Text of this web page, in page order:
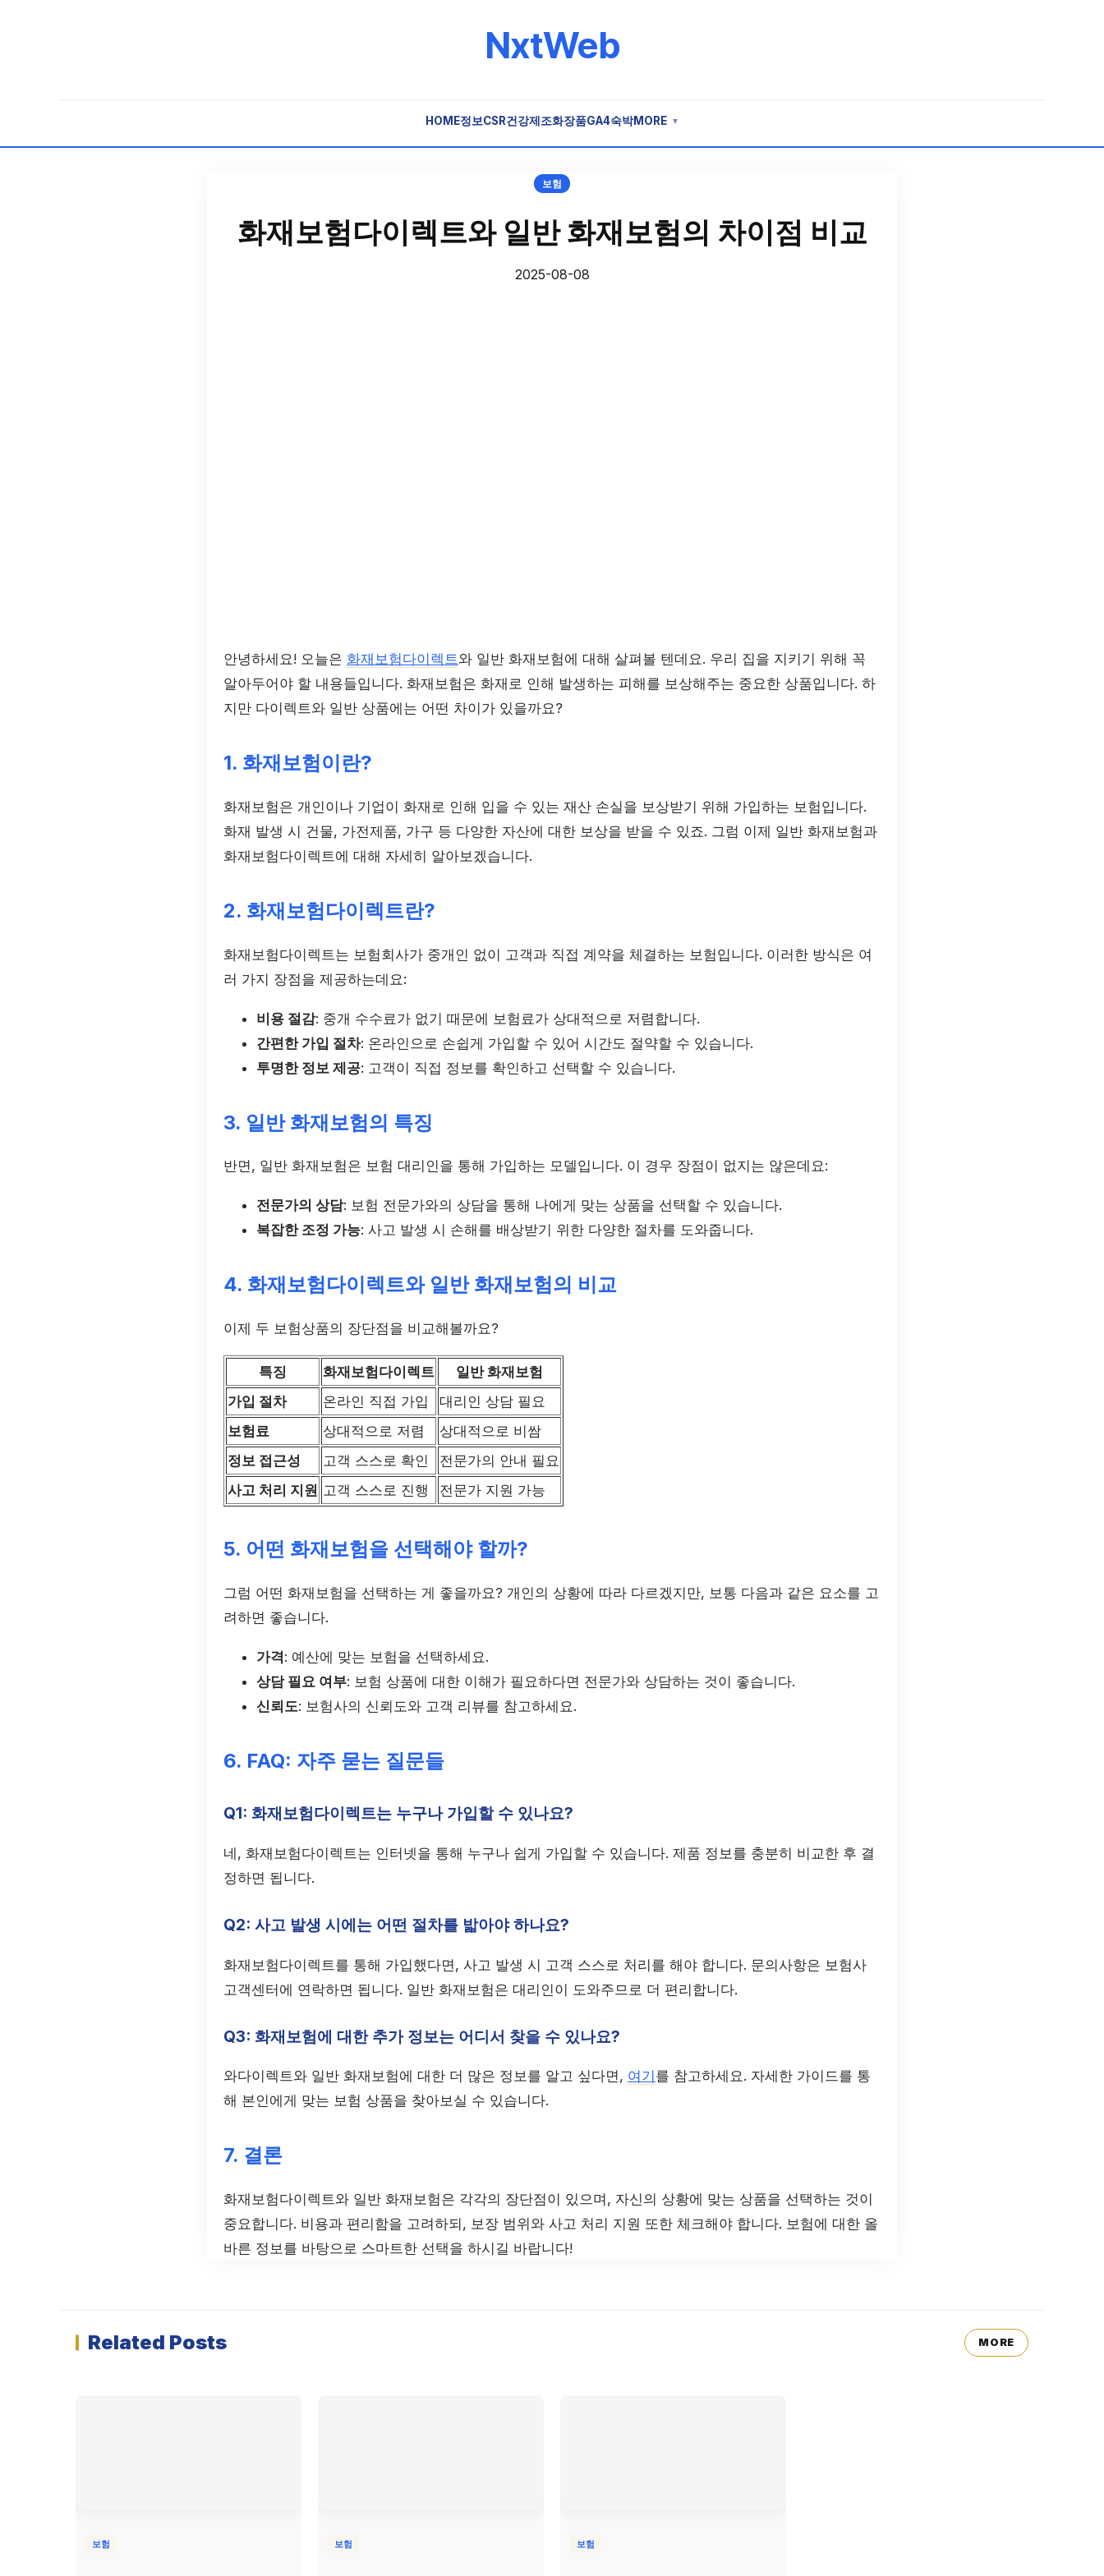
NxtWeb
HOME정보CSR건강제조화장품GA4숙박MORE ▼
보험
화재보험다이렉트와 일반 화재보험의 차이점 비교
2025-08-08
안녕하세요! 오늘은 화재보험다이렉트와 일반 화재보험에 대해 살펴볼 텐데요. 우리 집을 지키기 위해 꼭
알아두어야 할 내용들입니다. 화재보험은 화재로 인해 발생하는 피해를 보상해주는 중요한 상품입니다. 하
지만 다이렉트와 일반 상품에는 어떤 차이가 있을까요?
1. 화재보험이란?
화재보험은 개인이나 기업이 화재로 인해 입을 수 있는 재산 손실을 보상받기 위해 가입하는 보험입니다.
화재 발생 시 건물, 가전제품, 가구 등 다양한 자산에 대한 보상을 받을 수 있죠. 그럼 이제 일반 화재보험과
화재보험다이렉트에 대해 자세히 알아보겠습니다.
2. 화재보험다이렉트란?
화재보험다이렉트는 보험회사가 중개인 없이 고객과 직접 계약을 체결하는 보험입니다. 이러한 방식은 여
러 가지 장점을 제공하는데요:
비용 절감: 중개 수수료가 없기 때문에 보험료가 상대적으로 저렴합니다.
간편한 가입 절차: 온라인으로 손쉽게 가입할 수 있어 시간도 절약할 수 있습니다.
투명한 정보 제공: 고객이 직접 정보를 확인하고 선택할 수 있습니다.
3. 일반 화재보험의 특징
반면, 일반 화재보험은 보험 대리인을 통해 가입하는 모델입니다. 이 경우 장점이 없지는 않은데요:
전문가의 상담: 보험 전문가와의 상담을 통해 나에게 맞는 상품을 선택할 수 있습니다.
복잡한 조정 가능: 사고 발생 시 손해를 배상받기 위한 다양한 절차를 도와줍니다.
4. 화재보험다이렉트와 일반 화재보험의 비교
이제 두 보험상품의 장단점을 비교해볼까요?
특징 화재보험다이렉트
일반 화재보험
가입 절차
온라인 직접 가입
대리인 상담 필요
보험료
상대적으로 저렴
상대적으로 비쌈
정보 접근성
고객 스스로 확인
전문가의 안내 필요
사고 처리 지원 고객 스스로 진행 전문가 지원 가능
5. 어떤 화재보험을 선택해야 할까?
그럼 어떤 화재보험을 선택하는 게 좋을까요? 개인의 상황에 따라 다르겠지만, 보통 다음과 같은 요소를 고
려하면 좋습니다.
가격: 예산에 맞는 보험을 선택하세요.
상담 필요 여부: 보험 상품에 대한 이해가 필요하다면 전문가와 상담하는 것이 좋습니다.
신뢰도: 보험사의 신뢰도와 고객 리뷰를 참고하세요.
6. FAQ: 자주 묻는 질문들
Q1: 화재보험다이렉트는 누구나 가입할 수 있나요?
네, 화재보험다이렉트는 인터넷을 통해 누구나 쉽게 가입할 수 있습니다. 제품 정보를 충분히 비교한 후 결
정하면 됩니다.
Q2: 사고 발생 시에는 어떤 절차를 밟아야 하나요?
화재보험다이렉트를 통해 가입했다면, 사고 발생 시 고객 스스로 처리를 해야 합니다. 문의사항은 보험사
고객센터에 연락하면 됩니다. 일반 화재보험은 대리인이 도와주므로 더 편리합니다.
Q3: 화재보험에 대한 추가 정보는 어디서 찾을 수 있나요?
와다이렉트와 일반 화재보험에 대한 더 많은 정보를 알고 싶다면, 여기 를 참고하세요. 자세한 가이드를 통
해 본인에게 맞는 보험 상품을 찾아보실 수 있습니다.
7. 결론
화재보험다이렉트와 일반 화재보험은 각각의 장단점이 있으며, 자신의 상황에 맞는 상품을 선택하는 것이
중요합니다. 비용과 편리함을 고려하되, 보장 범위와 사고 처리 지원 또한 체크해야 합니다. 보험에 대한 올
바른 정보를 바탕으로 스마트한 선택을 하시길 바랍니다!
Related Posts MORE
보험 보험 보험